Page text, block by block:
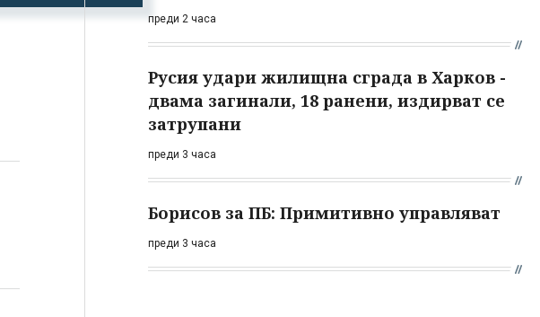
преди 2 часа
Русия удари жилищна сграда в Харков -
двама загинали, 18 ранени, издирват се
затрупани
преди 3 часа
Борисов за ПБ: Примитивно управляват
преди 3 часа